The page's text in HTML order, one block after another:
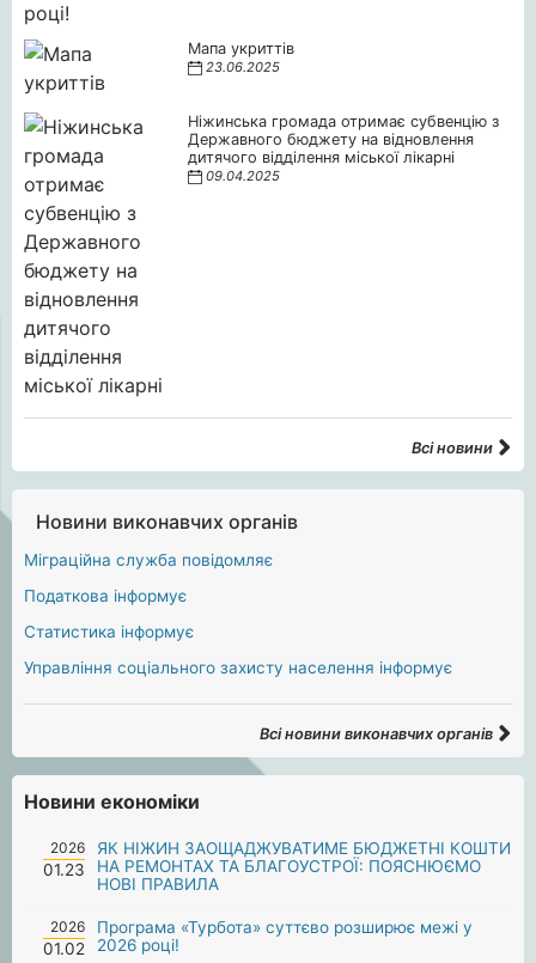
Мапа укриттів
23.06.2025
Ніжинська громада отримає субвенцію з
Державного бюджету на відновлення
дитячого відділення міської лікарні
09.04.2025
Всі новини
Новини виконавчих органів
Міграційна служба повідомляє
Податкова інформує
Статистика інформує
Управління соціального захисту населення інформує
Всі новини виконавчих органів
Новини економіки
2026
01.23
ЯК НІЖИН ЗАОЩАДЖУВАТИМЕ БЮДЖЕТНІ КОШТИ
НА РЕМОНТАХ ТА БЛАГОУСТРОЇ: ПОЯСНЮЄМО
НОВІ ПРАВИЛА
2026
01.02
Програма «Турбота» суттєво розширює межі у
2026 році!